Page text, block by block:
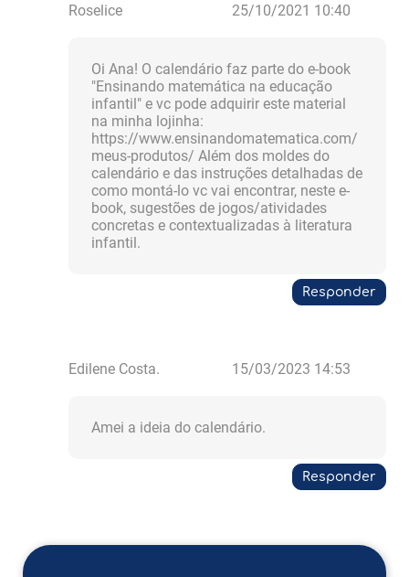
Roselice 25/10/2021 10:40
Oi Ana! O calendário faz parte do e-book
"Ensinando matemática na educação
infantil" e vc pode adquirir este material
na minha lojinha:
https://www.ensinandomatematica.com/
meus-produtos/ Além dos moldes do
calendário e das instruções detalhadas de
como montá-lo vc vai encontrar, neste e-
book, sugestões de jogos/atividades
concretas e contextualizadas à literatura
infantil.
Responder
Edilene Costa. 15/03/2023 14:53
Amei a ideia do calendário.
Responder